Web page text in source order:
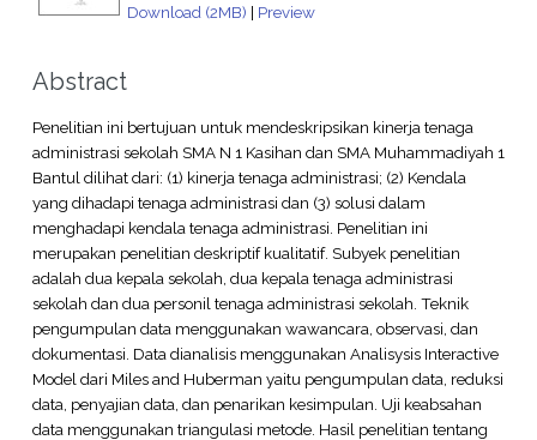
Download (2MB) | Preview
Abstract
Penelitian ini bertujuan untuk mendeskripsikan kinerja tenaga
administrasi sekolah SMA N 1 Kasihan dan SMA Muhammadiyah 1
Bantul dilihat dari: (1) kinerja tenaga administrasi; (2) Kendala
yang dihadapi tenaga administrasi dan (3) solusi dalam
menghadapi kendala tenaga administrasi. Penelitian ini
merupakan penelitian deskriptif kualitatif. Subyek penelitian
adalah dua kepala sekolah, dua kepala tenaga administrasi
sekolah dan dua personil tenaga administrasi sekolah. Teknik
pengumpulan data menggunakan wawancara, observasi, dan
dokumentasi. Data dianalisis menggunakan Analisysis Interactive
Model dari Miles and Huberman yaitu pengumpulan data, reduksi
data, penyajian data, dan penarikan kesimpulan. Uji keabsahan
data menggunakan triangulasi metode. Hasil penelitian tentang